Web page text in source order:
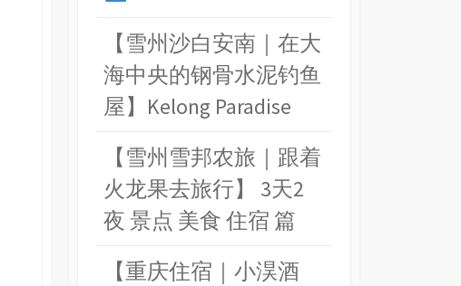
【雪州沙白安南｜在大
海中央的钢骨水泥钓鱼
屋】Kelong Paradise
【雪州雪邦农旅｜跟着
火龙果去旅行】 3天2
夜 景点 美食 住宿 篇
【重庆住宿｜小淏酒